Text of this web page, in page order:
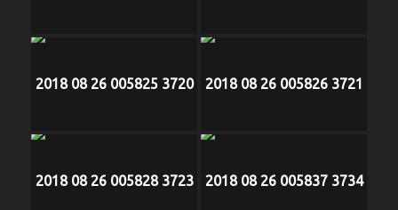
2018 08 26 005825 3720 2018 08 26 005826 3721
2018 08 26 005828 3723 2018 08 26 005837 3734